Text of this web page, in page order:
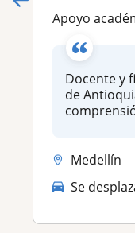
Apoyo
Docente y
de
Medellín
Se